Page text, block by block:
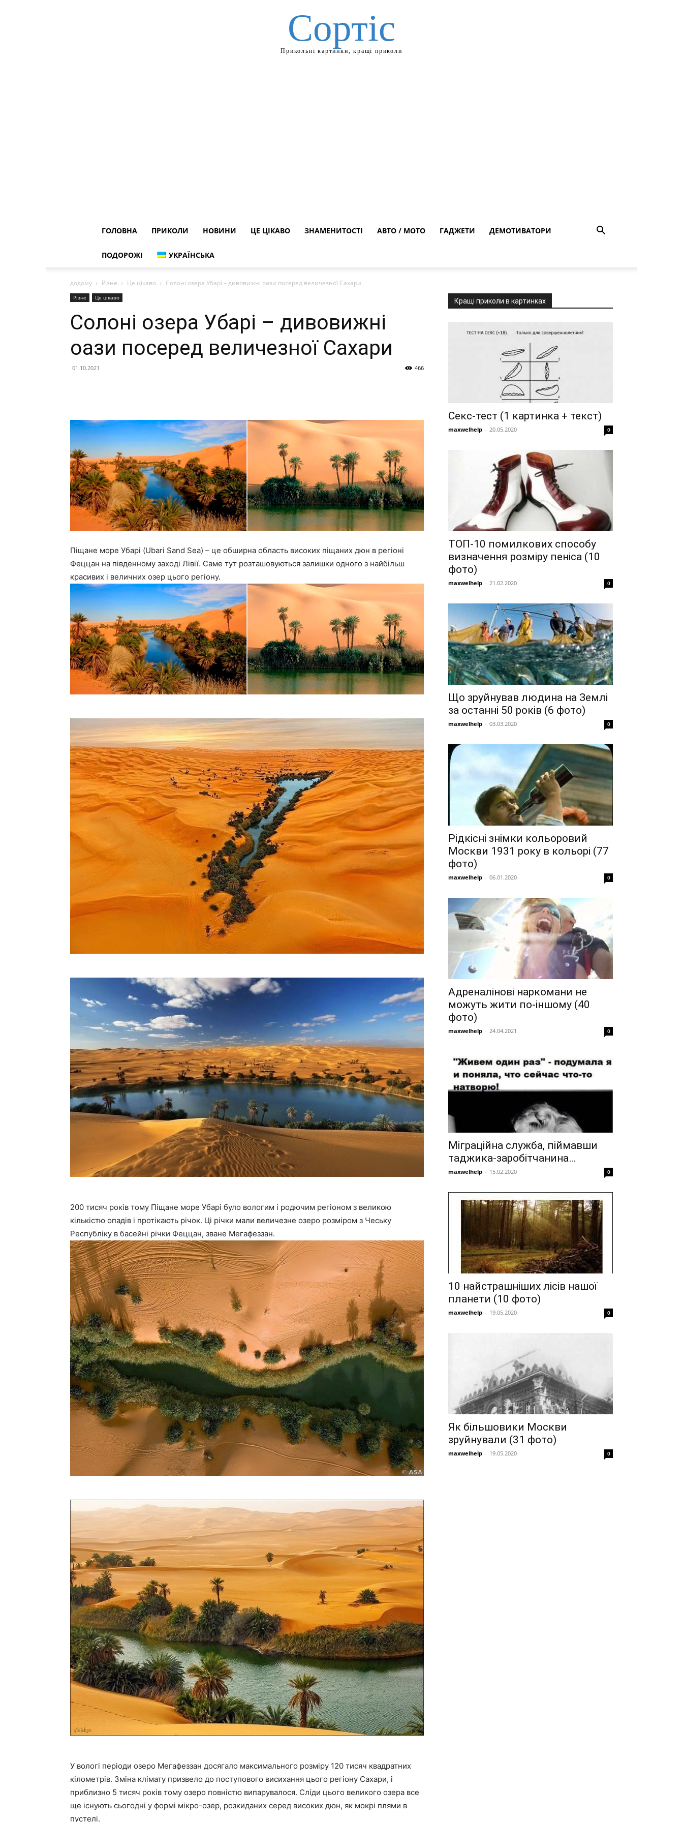
Сортіс
Прикольні картинки, кращі приколи
ГОЛОВНА ПРИКОЛИ НОВИНИ ЦЕ ЦІКАВО ЗНАМЕНИТОСТІ АВТО / МОТО ГАДЖЕТИ ДЕМОТИВАТОРИ
ПОДОРОЖІ УКРАЇНСЬКА
додому Різне Це цікаво Солоні озера Убарі – дивовижні оази посеред величезної Сахари
Різне Це цікаво
Солоні озера Убарі – дивовижні
оази посеред величезної Сахари
01.10.2021 466
Піщане море Убарі (Ubari Sand Sea) – це обширна область високих піщаних дюн в регіоні
Феццан на південному заході Лівії. Саме тут розташовуються залишки одного з найбільш
красивих і величних озер цього регіону.
200 тисяч років тому Піщане море Убарі було вологим і родючим регіоном з великою
кількістю опадів і протікають річок. Ці річки мали величезне озеро розміром з Чеську
Республіку в басейні річки Феццан, зване Мегафеззан.
У вологі періоди озеро Мегафеззан досягало максимального розміру 120 тисяч квадратних
кілометрів. Зміна клімату призвело до поступового висихання цього регіону Сахари, і
приблизно 5 тисяч років тому озеро повністю випарувалося. Сліди цього великого озера все
ще існують сьогодні у формі мікро-озер, розкиданих серед високих дюн, як мокрі плями в
пустелі.
Кращі приколи в картинках
Секс-тест (1 картинка + текст)
maxwelhelp - 20.05.2020 0
ТОП-10 помилкових способу
визначення розміру пеніса (10
фото)
maxwelhelp - 21.02.2020 0
Що зруйнував людина на Землі
за останні 50 років (6 фото)
maxwelhelp - 03.03.2020 0
Рідкісні знімки кольоровий
Москви 1931 року в кольорі (77
фото)
maxwelhelp - 06.01.2020 0
Адреналінові наркомани не
можуть жити по-іншому (40
фото)
maxwelhelp - 24.04.2021 0
Міграційна служба, піймавши
таджика-заробітчанина…
maxwelhelp - 15.02.2020 0
10 найстрашніших лісів нашої
планети (10 фото)
maxwelhelp - 19.05.2020 0
Як більшовики Москви
зруйнували (31 фото)
maxwelhelp - 19.05.2020 0